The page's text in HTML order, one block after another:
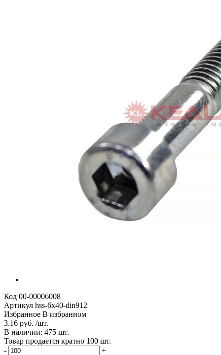
Код 00-00006008
Артикул hss-6x40-din912
Избранное В избранном
3.16 руб. /шт.
В наличии: 475 шт.
Товар продается кратно 100 шт.
-
+